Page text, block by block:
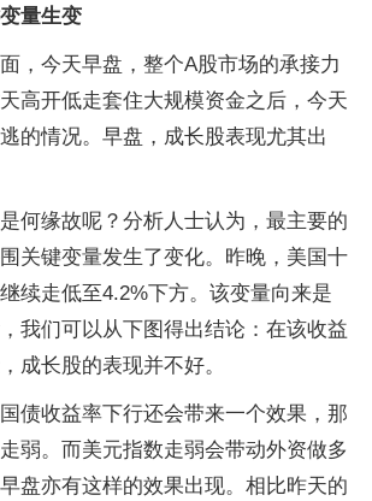
量生变
，今天早盘，整个A股市场的承接力
高开低走套住大规模资金之后，今天
的情况。早盘，成长股表现尤其出
何缘故呢？分析人士认为，最主要的
关键变量发生了变化。昨晚，美国十
续走低至4.2%下方。该变量向来是
我们可以从下图得出结论：在该收益
成长股的表现并不好。
债收益率下行还会带来一个效果，那
弱。而美元指数走弱会带动外资做多
盘亦有这样的效果出现。相比昨天的